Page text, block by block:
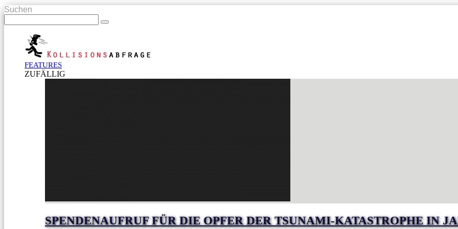
Suchen
FEATURES
ZUFÄLLIG
SPENDENAUFRUF FÜR DIE OPFER DER TSUNAMI-KATASTROPHE IN